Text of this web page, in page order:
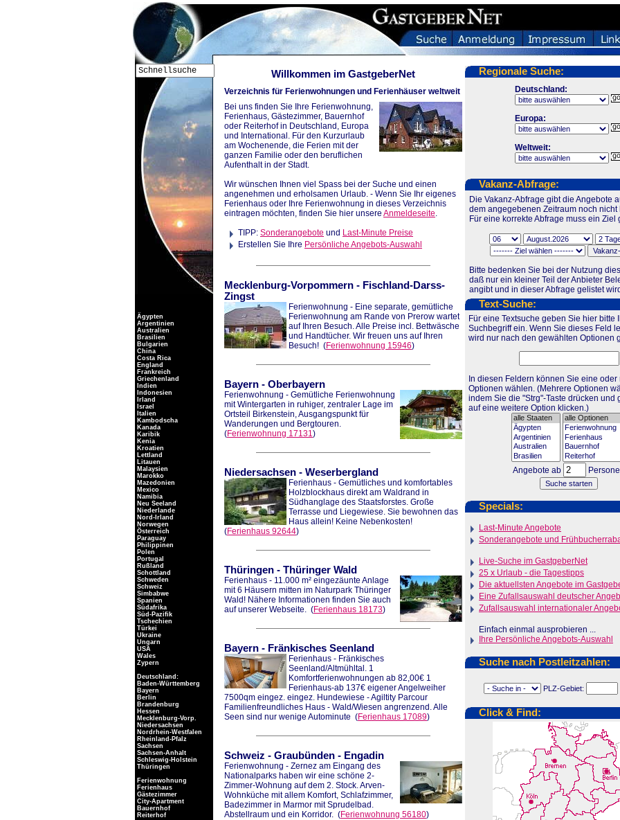
Willkommen im GastgeberNet
Verzeichnis für Ferienwohnungen und Ferienhäuser weltweit
Bei uns finden Sie Ihre Ferienwohnung,
Ferienhaus, Gästezimmer, Bauernhof
oder Reiterhof in Deutschland, Europa
und International. Für den Kurzurlaub
am Wochenende, die Ferien mit der
ganzen Familie oder den beruflichen
Aufenthalt in der Stadt.
Wir wünschen Ihnen viel Spass bei der Suche und einen
angenehmen und erholsamen Urlaub. - Wenn Sie Ihr eigenes
Ferienhaus oder Ihre Ferienwohnung in dieses Verzeichnis
eintragen möchten, finden Sie hier unsere Anmeldeseite.
TIPP: Sonderangebote und Last-Minute Preise
Erstellen Sie Ihre Persönliche Angebots-Auswahl
Mecklenburg-Vorpommern - Fischland-Darss-
Zingst
Ferienwohnung - Eine separate, gemütliche
Ferienwohnung am Rande von Prerow wartet
auf Ihren Besuch. Alle Preise incl. Bettwäsche
und Handtücher. Wir freuen uns auf Ihren
Besuch! (Ferienwohnung 15946)
Bayern - Oberbayern
Ferienwohnung - Gemütliche Ferienwohnung
mit Wintergarten in ruhiger, zentraler Lage im
Ortsteil Birkenstein, Ausgangspunkt für
Wanderungen und Bergtouren.
(Ferienwohnung 17131)
Niedersachsen - Weserbergland
Ferienhaus - Gemütliches und komfortables
Holzblockhaus direkt am Waldrand in
Südhanglage des Staatsforstes. Große
Terrasse und Liegewiese. Sie bewohnen das
Haus allein! Keine Nebenkosten!
(Ferienhaus 92644)
Thüringen - Thüringer Wald
Ferienhaus - 11.000 m² eingezäunte Anlage
mit 6 Häusern mitten im Naturpark Thüringer
Wald! Nähere Informationen finden Sie auch
auf unserer Webseite. (Ferienhaus 18173)
Bayern - Fränkisches Seenland
Ferienhaus - Fränkisches
Seenland/Altmühltal. 1
Komfortferienwohnungen ab 82,00€ 1
Ferienhaus-ab 137€ eigener Angelweiher
7500qm eingez. eingez. Hundewiese - Agiltity Parcour
Familienfreundliches Haus - Wald/Wiesen angrenzend. Alle
Seen sind nur wenige Autominute (Ferienhaus 17089)
Schweiz - Graubünden - Engadin
Ferienwohnung - Zernez am Eingang des
Nationalparks haben wir eine schöne 2-
Zimmer-Wohnung auf dem 2. Stock. Arven-
Wohnküche mit allem Komfort, Schlafzimmer,
Badezimmer in Marmor mit Sprudelbad.
Abstellraum und ein Korridor. (Ferienwohnung 56180)
Regionale Suche:
Deutschland:
Europa:
Weltweit:
Vakanz-Abfrage:
Die Vakanz-Abfrage gibt die Angebote
dem angegebenen Zeitraum noch nicht
Für eine korrekte Abfrage muss ein Ziel
Bitte bedenken Sie bei der Nutzung
daß nur ein kleiner Teil der Anbieter
angibt und in dieser Abfrage gelistet
Text-Suche:
Für eine Textsuche geben Sie hier bitte
Suchbegriff ein. Wenn Sie dieses Feld
wird nur nach den gewählten Optionen
In diesen Feldern können Sie eine oder
Optionen wählen. (Mehrere Optionen
indem Sie die "Strg"-Taste drücken und
auf eine weitere Option klicken.)
Angebote ab
Specials:
Last-Minute Angebote
Sonderangebote und
Live-Suche im GastgeberNet
25 x Urlaub - die Tagestipps
Die aktuellsten Angebote im
Eine Zufallsauswahl deutscher
Zufallsauswahl internationaler
Einfach einmal ausprobieren ...
Ihre Persönliche Angebots-Auswahl
Suche nach Postleitzahlen:
PLZ-Gebiet:
Click & Find:
Ägypten
Argentinien
Australien
Brasilien
Bulgarien
China
Costa Rica
England
Frankreich
Griechenland
Indien
Indonesien
Irland
Israel
Italien
Kambodscha
Kanada
Karibik
Kenia
Kroatien
Lettland
Litauen
Malaysien
Marokko
Mazedonien
Mexico
Namibia
Neu Seeland
Niederlande
Nord-Irland
Norwegen
Österreich
Paraguay
Philippinen
Polen
Portugal
Rußland
Schottland
Schweden
Schweiz
Simbabwe
Spanien
Südafrika
Süd-Pazifik
Tschechien
Türkei
Ukraine
Ungarn
USA
Wales
Zypern
Deutschland:
Baden-Württemberg
Bayern
Berlin
Brandenburg
Hessen
Mecklenburg-Vorp.
Niedersachsen
Nordrhein-Westfalen
Rheinland-Pfalz
Sachsen
Sachsen-Anhalt
Schleswig-Holstein
Thüringen
Ferienwohnung
Ferienhaus
Gästezimmer
City-Apartment
Bauernhof
Reiterhof